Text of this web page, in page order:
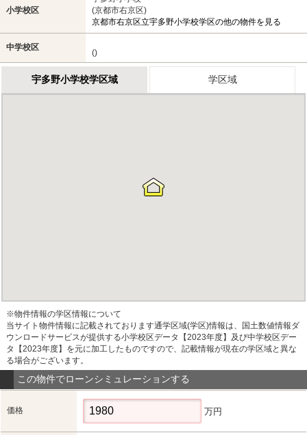
小学校区
(京都市右京区)
京都市右京区立宇多野小学校学区の他の物件を見る
中学校区
()
宇多野小学校学区域 学区域
※物件情報の学区情報について
当サイト物件情報に記載されております通学区域(学区)情報は、国土数値情報ダ
ウンロードサービスが提供する小学校区データ【2023年度】及び中学校区デー
タ【2023年度】を元に加工したものですので、記載情報が現在の学区域と異な
る場合がございます。
この物件でローンシミュレーションする
価格 万円